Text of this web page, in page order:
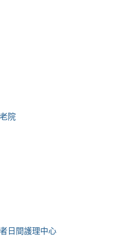
院
日間護理中心